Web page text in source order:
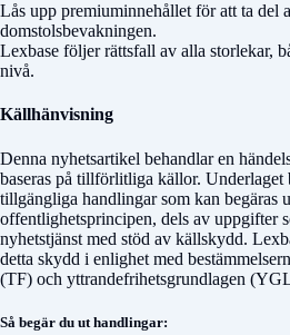
Lås upp premiuminnehållet för att ta del
domstolsbevakningen.
Lexbase följer rättsfall av alla storlekar,
nivå.
Källhänvisning
Denna nyhetsartikel behandlar en
baseras på tillförlitliga källor. Underlaget
tillgängliga handlingar som kan begäras
offentlighetsprincipen, dels av uppgifter
nyhetstjänst med stöd av källskydd.
detta skydd i enlighet med
(TF) och yttrandefrihetsgrundlagen
Så begär du ut handlingar: